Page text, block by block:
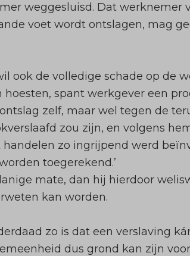
weggesluisd. Dat werknemer
voet wordt ontslagen, mag
ook de volledige schade op de
spant werkgever een
zelf, maar wel tegen de
zou zijn, en volgens
zo ingrijpend werd
toegerekend.’
mate, dan hij hierdoor
kan worden.
zo is dat een verslaving
dus grond kan zijn